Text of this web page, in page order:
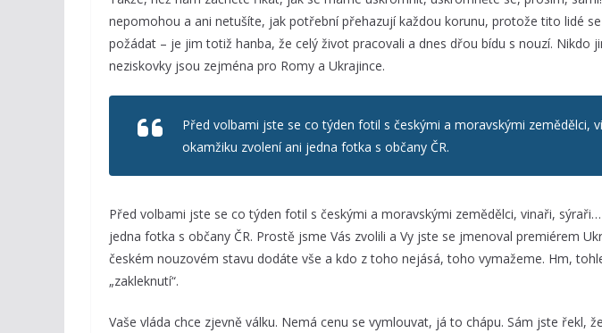
nepomohou a ani netušíte, jak potřební přehazují každou korunu, protože tito lidé
požádat – je jim totiž hanba, že celý život pracovali a dnes dřou bídu s nouzí. Nikdo
neziskovky jsou zejména pro Romy a Ukrajince.
Před volbami jste se co týden fotil s českými a moravskými zemědělci,
okamžiku zvolení ani jedna fotka s občany ČR.
Před volbami jste se co týden fotil s českými a moravskými zemědělci, vinaři,
jedna fotka s občany ČR. Prostě jsme Vás zvolili a Vy jste se jmenoval premiérem
českém nouzovém stavu dodáte vše a kdo z toho nejásá, toho vymažeme. Hm,
„zakleknutí“.
Vaše vláda chce zjevně válku. Nemá cenu se vymlouvat, já to chápu. Sám jste řekl,